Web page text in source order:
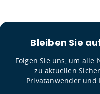
Bleiben Sie
Folgen Sie uns, um alle
zu aktuellen
Privatanwender